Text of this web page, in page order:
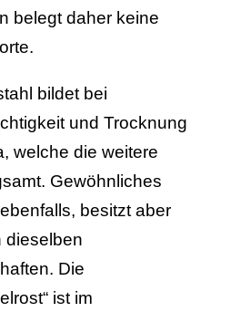
belegt daher keine
bildet bei
und Trocknung
welche die weitere
Gewöhnliches
besitzt aber
dieselben
Die
ist im